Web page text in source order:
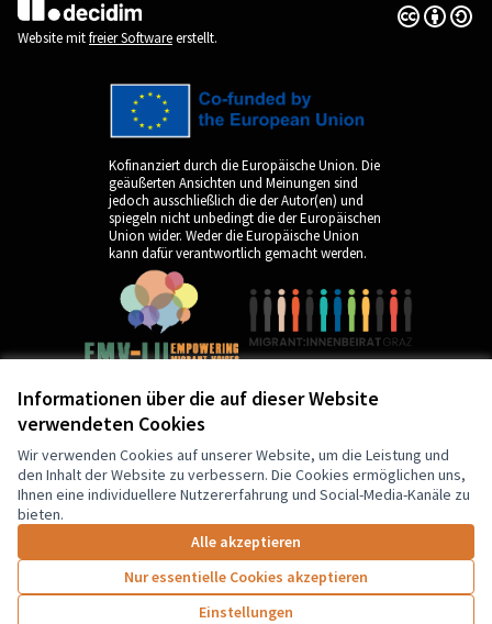
Informationen über die auf dieser Website
verwendeten Cookies
Wir verwenden Cookies auf unserer Website, um die Leistung und
den Inhalt der Website zu verbessern. Die Cookies ermöglichen uns,
Ihnen eine individuellere Nutzererfahrung und Social-Media-Kanäle zu
bieten.
Alle akzeptieren
Nur essentielle Cookies akzeptieren
EinstellungenUnterstützungen
5
(Externer Link)
Website mitfreier Softwareerstellt.
Creative
(Externer
Kofinanziert durch die Europäische Union. Die
geäußerten Ansichten und Meinungen sind
jedoch ausschließlich die der Autor(en) und
spiegeln nicht unbedingt die der Europäischen
Union wider. Weder die Europäische Union
kann dafür verantwortlich gemacht werden.
by